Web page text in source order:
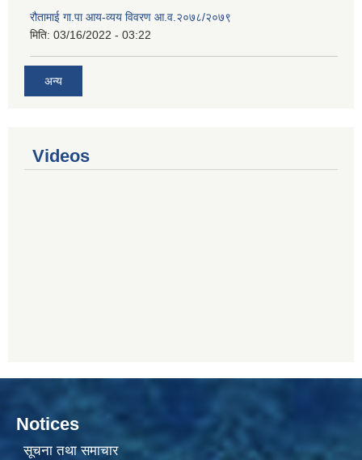
रौतामाई गा.पा आय-व्यय विवरण आ.व.२०७८/२०७९
मिति: 03/16/2022 - 03:22
अन्य
Videos
Notices
सूचना तथा समाचार